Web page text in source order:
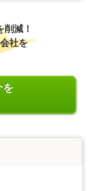
削減！
社を
を